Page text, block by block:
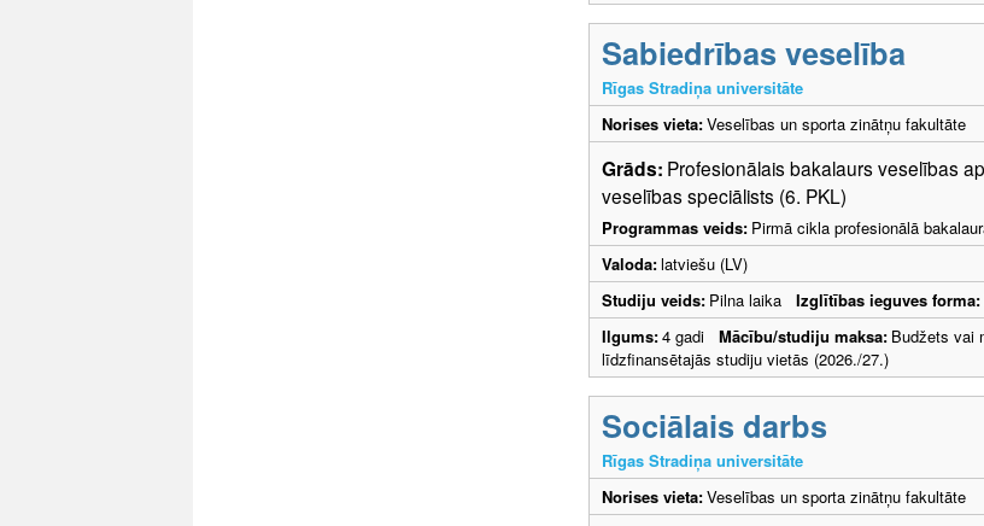
Sabiedrības veselība
Rīgas Stradiņa universitāte
Norises vieta:Veselības un sporta zinātņu fakultāte
Grāds: Profesionālais bakalaurs veselības
veselības speciālists (6. PKL)
Programmas veids: Pirmā cikla profesionālā
Valoda:latviešu (LV)
Studiju veids: Pilna laika Izglītības ieguves forma:
Ilgums:4 gadi Mācību/studiju maksa: Budžets vai
līdzfinansētajās studiju vietās (2026./27.)
Sociālais darbs
Rīgas Stradiņa universitāte
Norises vieta:Veselības un sporta zinātņu fakultāte